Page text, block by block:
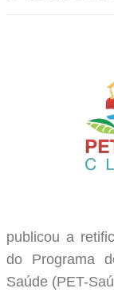
publicou a
do Programa
Saúde (PET-